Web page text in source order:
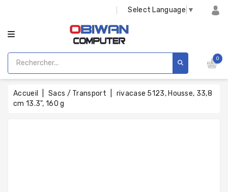
Select Language ▼
0
Accueil Sacs / Transport
rivacase 5123, Housse, 33,8
cm 13.3", 160 g